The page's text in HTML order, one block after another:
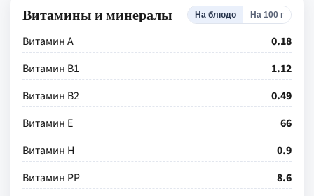
Витамины и минералы На блюдо На 100 г
Витамин А
0.18
Витамин В1
1.12
Витамин В2
0.49
Витамин Е
66
Витамин Н
0.9
Витамин РР
8.6